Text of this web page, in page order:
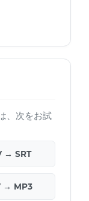
、次をお試
→ SRT
→ MP3